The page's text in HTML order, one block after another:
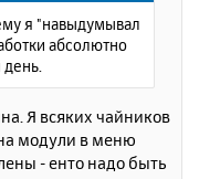
я "навыдумывал
абсолютно
Я всяких чайников
модули в меню
- енто надо быть